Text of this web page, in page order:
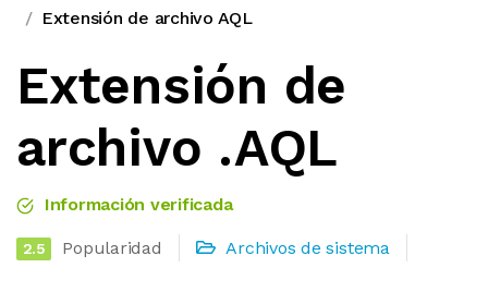
Extensión de archivo AQL
Extensión de
archivo .AQL
Información verificada
2.5 Popularidad Archivos de sistema